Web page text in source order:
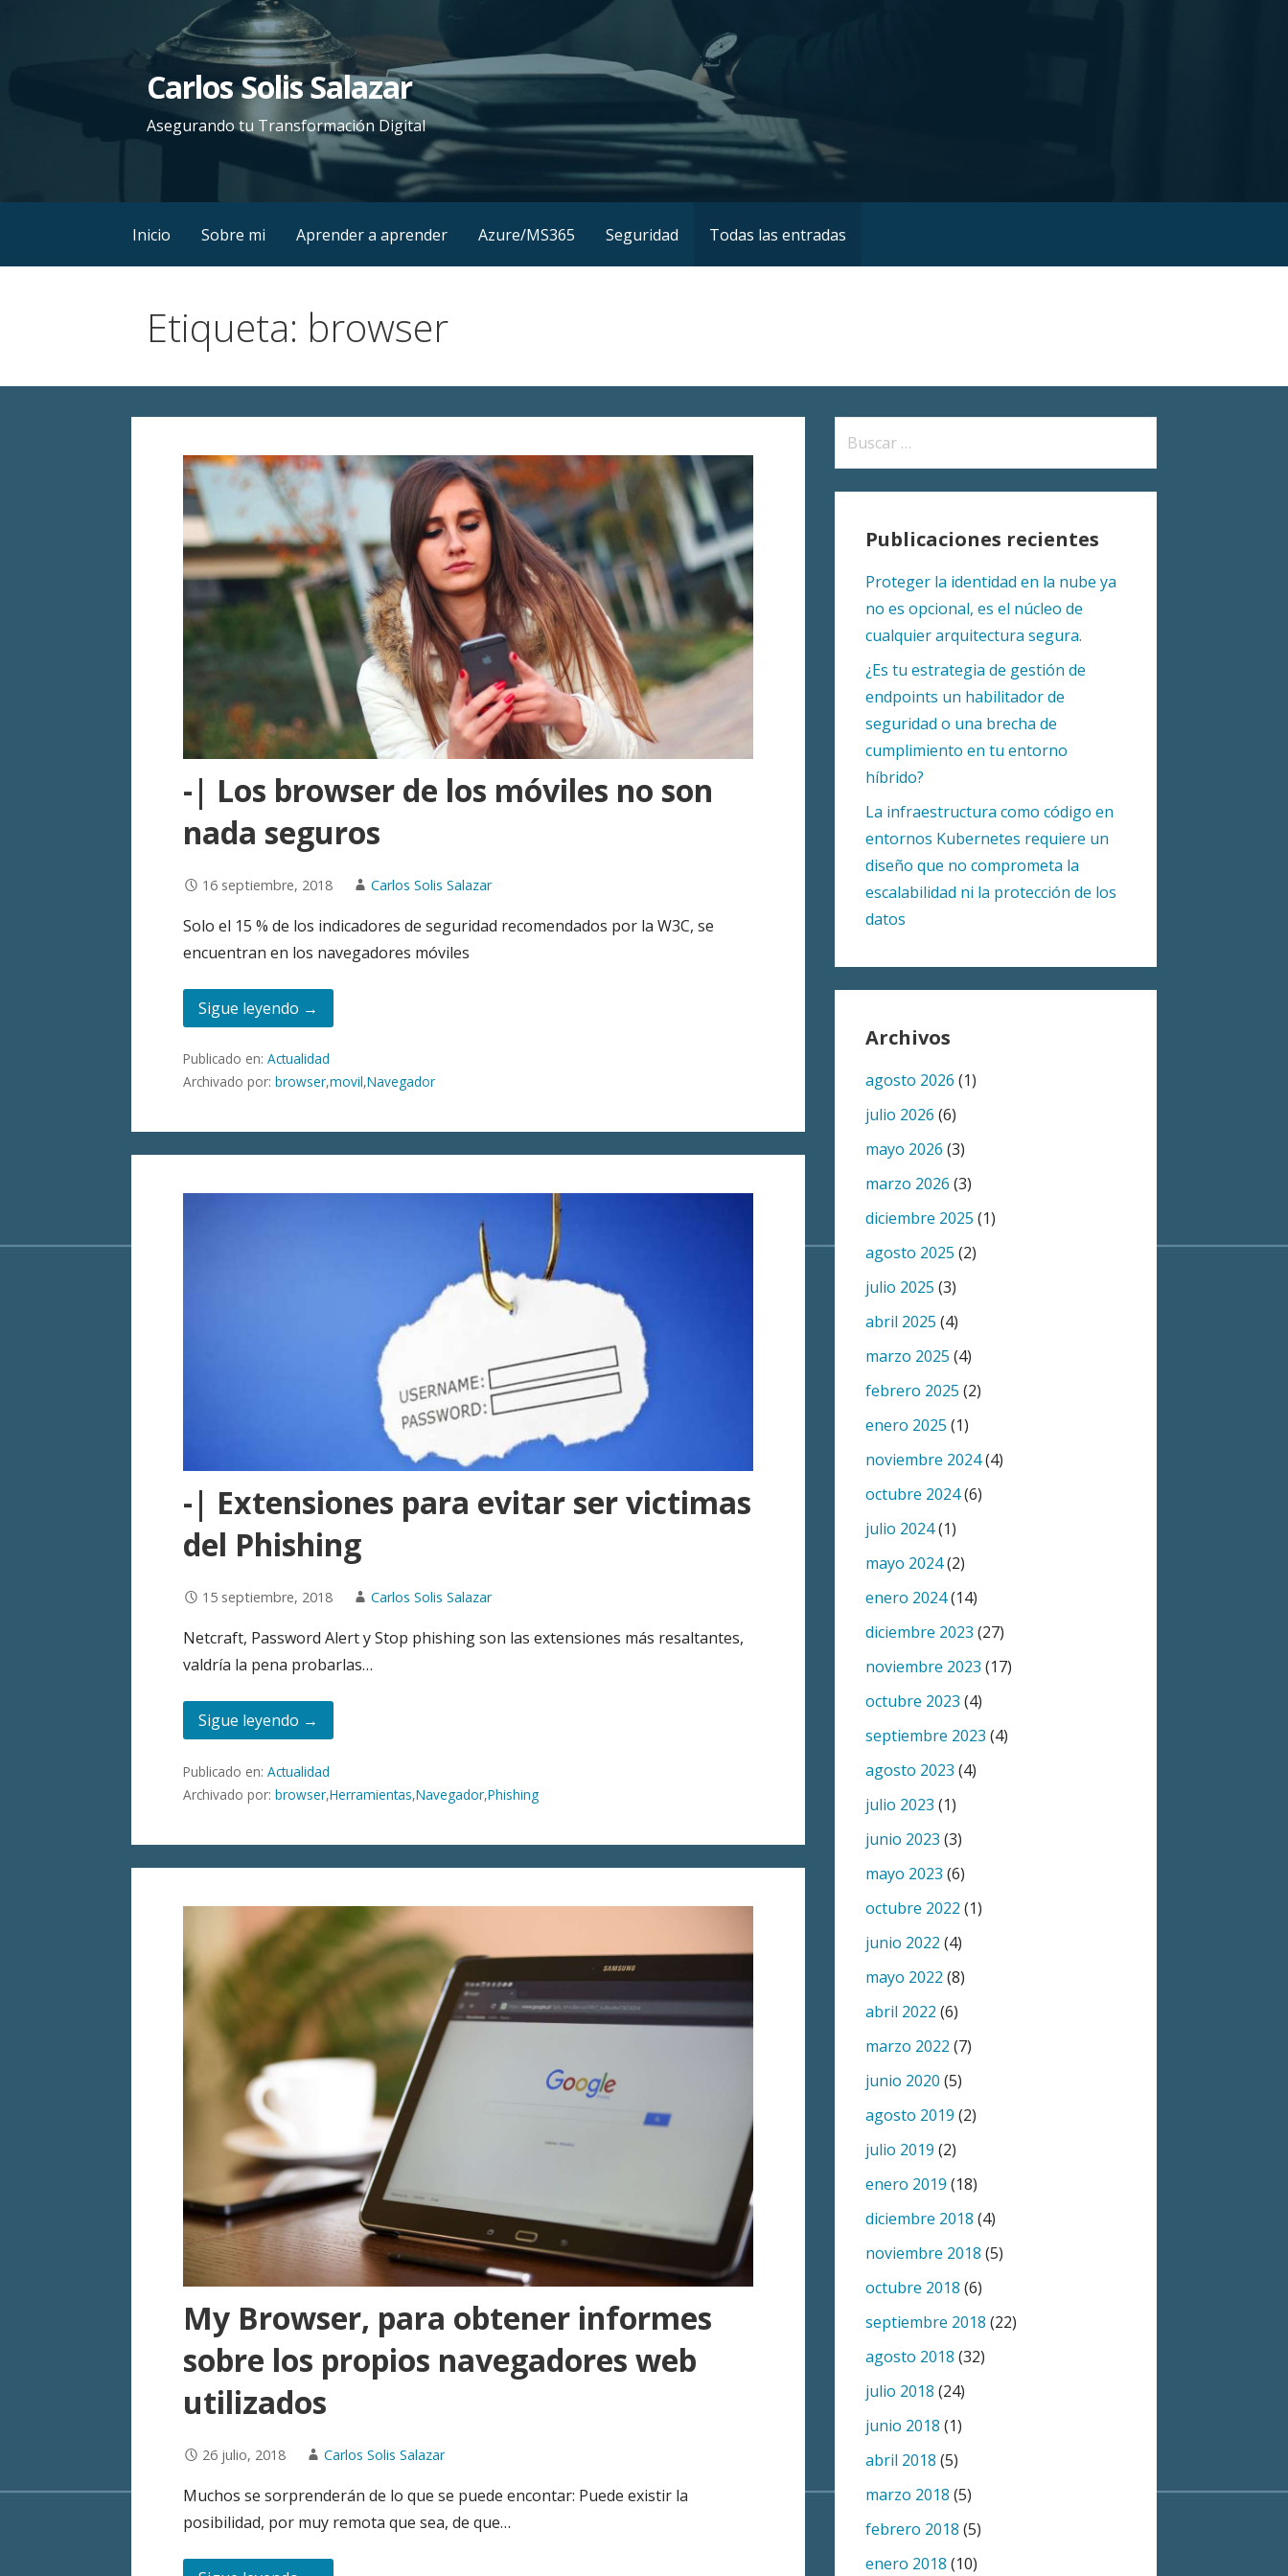
Carlos Solis Salazar
Asegurando tu Transformación Digital
Inicio Sobre mi Aprender a aprender Azure/MS365 Seguridad Todas las entradas
Etiqueta: browser
-| Los browser de los móviles no son
nada seguros
16 septiembre, 2018 Carlos Solis Salazar
Solo el 15 % de los indicadores de seguridad recomendados por la W3C, se
encuentran en los navegadores móviles
Sigue leyendo →
Publicado en:Actualidad
Archivado por:browser,movil,Navegador
-| Extensiones para evitar ser victimas
del Phishing
15 septiembre, 2018 Carlos Solis Salazar
Netcraft, Password Alert y Stop phishing son las extensiones más resaltantes,
valdría la pena probarlas…
Sigue leyendo →
Publicado en:Actualidad
Archivado por:browser,Herramientas,Navegador,Phishing
My Browser, para obtener informes
sobre los propios navegadores web
utilizados
26 julio, 2018 Carlos Solis Salazar
Muchos se sorprenderán de lo que se puede encontar: Puede existir la
posibilidad, por muy remota que sea, de que…
Publicaciones recientes
Proteger la identidad en la nube ya
no es opcional, es el núcleo de
cualquier arquitectura segura.
¿Es tu estrategia de gestión de
endpoints un habilitador de
seguridad o una brecha de
cumplimiento en tu entorno
híbrido?
La infraestructura como código en
entornos Kubernetes requiere un
diseño que no comprometa la
escalabilidad ni la protección de los
datos
Archivos
agosto 2026 (1)
julio 2026 (6)
mayo 2026 (3)
marzo 2026 (3)
diciembre 2025 (1)
agosto 2025 (2)
julio 2025 (3)
abril 2025 (4)
marzo 2025 (4)
febrero 2025 (2)
enero 2025 (1)
noviembre 2024(4)
octubre 2024(6)
julio 2024(1)
mayo 2024(2)
enero 2024(14)
diciembre 2023 (27)
noviembre 2023 (17)
octubre 2023 (4)
septiembre 2023 (4)
agosto 2023 (4)
julio 2023 (1)
junio 2023 (3)
mayo 2023 (6)
octubre 2022 (1)
junio 2022 (4)
mayo 2022 (8)
abril 2022 (6)
marzo 2022 (7)
junio 2020 (5)
agosto 2019 (2)
julio 2019 (2)
enero 2019 (18)
diciembre 2018 (4)
noviembre 2018 (5)
octubre 2018 (6)
septiembre 2018 (22)
agosto 2018 (32)
julio 2018 (24)
junio 2018 (1)
abril 2018 (5)
marzo 2018 (5)
febrero 2018 (5)
enero 2018 (10)